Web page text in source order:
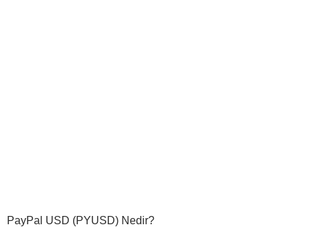
PayPal USD (PYUSD) Nedir?